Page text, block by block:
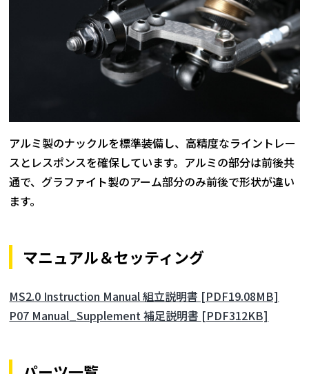
アルミ製のナックルを標準装備し、高精度なライントレー
スとレスポンスを確保しています。アルミの部分は前後共
通で、グラファイト製のアーム部分のみ前後で形状が違い
ます。
マニュアル＆セッティング
MS2.0 Instruction Manual 組立説明書 [PDF19.08MB]
P07 Manual_Supplement 補足説明書 [PDF312KB]